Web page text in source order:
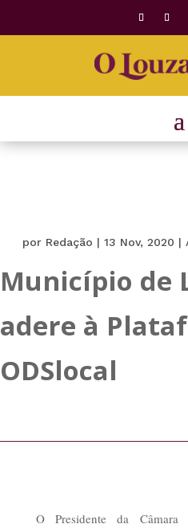
por Redação | 13 Nov, 2020 |
Município de
adere à
ODSlocal
O Presidente da